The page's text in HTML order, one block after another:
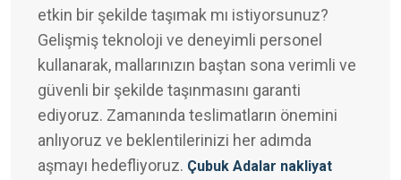
etkin bir şekilde taşımak mı istiyorsunuz?
Gelişmiş teknoloji ve deneyimli personel
kullanarak, mallarınızın baştan sona verimli ve
güvenli bir şekilde taşınmasını garanti
ediyoruz. Zamanında teslimatların önemini
anlıyoruz ve beklentilerinizi her adımda
aşmayı hedefliyoruz. Çubuk Adalar nakliyat